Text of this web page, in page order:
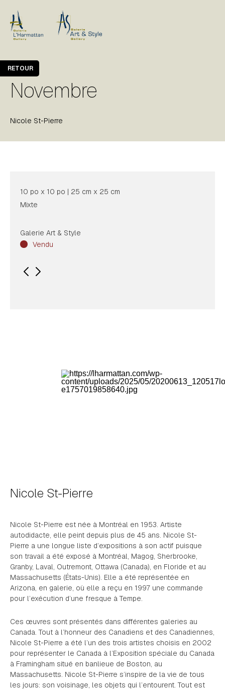
Novembre
Nicole St-Pierre
RETOUR
10 po x 10 po | 25 cm x 25 cm
Mixte
Galerie Art & Style
Vendu
Nicole St-Pierre
Nicole St-Pierre est née à Montréal en 1953. Artiste
autodidacte, elle peint depuis plus de 45 ans. Nicole St-
Pierre a une longue liste d’expositions à son actif puisque
son travail a été exposé à Montréal, Magog, Sherbrooke,
Granby, Laval, Outremont, Ottawa (Canada), en Floride et au
Massachusetts (États-Unis). Elle a été représentée en
Arizona, en galerie, où elle a reçu en 1997 une commande
pour l’exécution d’une fresque à Tempe.
Ces œuvres sont présentés dans différentes galeries au
Canada. Tout à l’honneur des Canadiens et des Canadiennes,
Nicole St-Pierre a été l’un des trois artistes choisis en 2002
pour représenter le Canada à l’Exposition spéciale du Canada
à Framingham situé en banlieue de Boston, au
Massachusetts. Nicole St-Pierre s’inspire de la vie de tous
les jours: son voisinage, les objets qui l’entourent. Tout est